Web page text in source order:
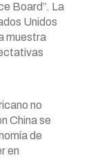
Board”. La
Unidos
muestra
no
China se
de
en